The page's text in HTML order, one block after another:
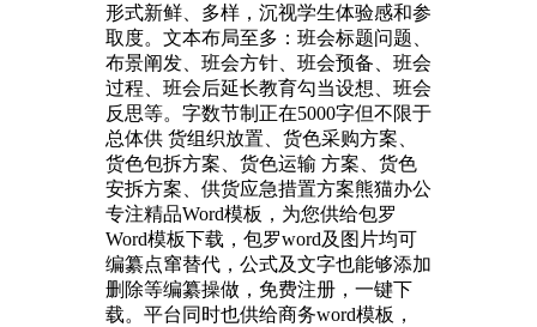
形式新鲜、多样，沉视学生体验感和参
取度。文本布局至多：班会标题问题、
布景阐发、班会方针、班会预备、班会
过程、班会后延长教育勾当设想、班会
反思等。字数节制正在5000字但不限于
总体供 货组织放置、货色采购方案、
货色包拆方案、货色运输 方案、货色
安拆方案、供货应急措置方案熊猫办公
专注精品Word模板，为您供给包罗
Word模板下载，包罗word及图片均可
编纂点窜替代，公式及文字也能够添加
删除等编纂操做，免费注册，一键下
载。平台同时也供给商务word模板，